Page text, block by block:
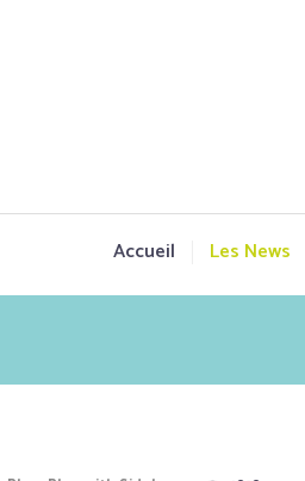
Accueil Les News